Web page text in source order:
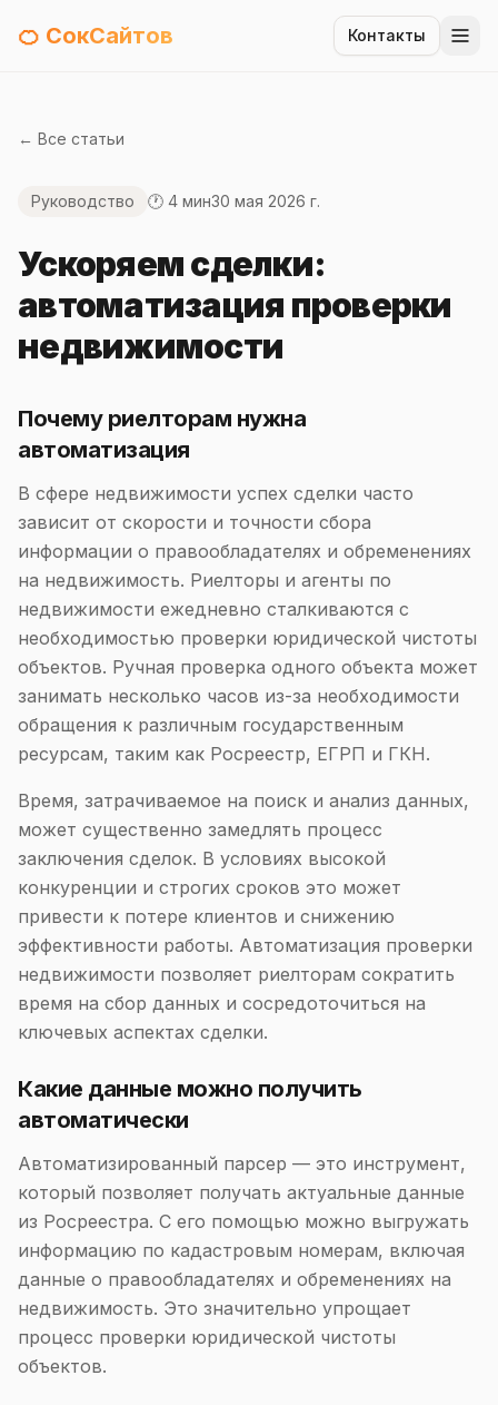
🍊 СокСайтов Контакты
← Все статьи
Руководство 🕐 4 мин30 мая 2026 г.
Ускоряем сделки:
автоматизация проверки
недвижимости
Почему риелторам нужна
автоматизация
В сфере недвижимости успех сделки часто
зависит от скорости и точности сбора
информации о правообладателях и обременениях
на недвижимость. Риелторы и агенты по
недвижимости ежедневно сталкиваются с
необходимостью проверки юридической чистоты
объектов. Ручная проверка одного объекта может
занимать несколько часов из-за необходимости
обращения к различным государственным
ресурсам, таким как Росреестр, ЕГРП и ГКН.
Время, затрачиваемое на поиск и анализ данных,
может существенно замедлять процесс
заключения сделок. В условиях высокой
конкуренции и строгих сроков это может
привести к потере клиентов и снижению
эффективности работы. Автоматизация проверки
недвижимости позволяет риелторам сократить
время на сбор данных и сосредоточиться на
ключевых аспектах сделки.
Какие данные можно получить
автоматически
Автоматизированный парсер — это инструмент,
который позволяет получать актуальные данные
из Росреестра. С его помощью можно выгружать
информацию по кадастровым номерам, включая
данные о правообладателях и обременениях на
недвижимость. Это значительно упрощает
процесс проверки юридической чистоты
объектов.